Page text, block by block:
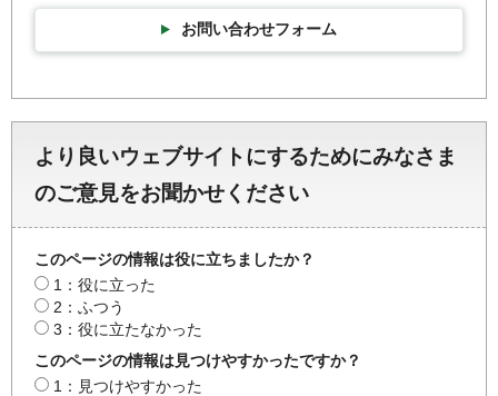
お問い合わせフォーム
より良いウェブサイトにするためにみなさま
のご意見をお聞かせください
このページの情報は役に立ちましたか？
1：役に立った
2：ふつう
3：役に立たなかった
このページの情報は見つけやすかったですか？
1：見つけやすかった